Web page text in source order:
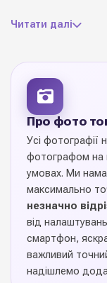
так і великі
корейських
стійким
відтінки, модні
мереживом та
створювати
до розкішного
Купуйте
вигідні ціни,
всій Україні.
Читати далі
Про фото
Усі фотографії
фотографом на
умовах. Ми
максимально
незначно
від
смартфон,
важливий
надішлемо